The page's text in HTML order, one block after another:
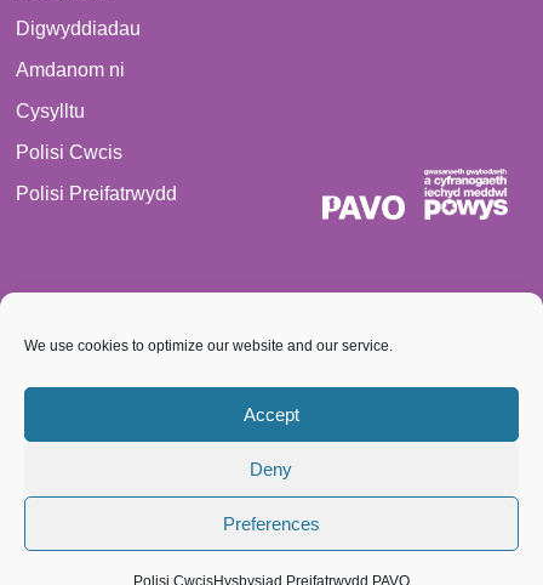
We use cookies to optimize our website and our service.
Accept
Deny
Preferences
Polisi CwcisHysbysiad Preifatrwydd PAVO
Digwyddiadau
Amdanom ni
Cysylltu
Polisi Cwcis
Polisi Preifatrwydd
Cwmni cyfyngedig trwy warrant, rhif 3522144. Cofrestrwyd yng